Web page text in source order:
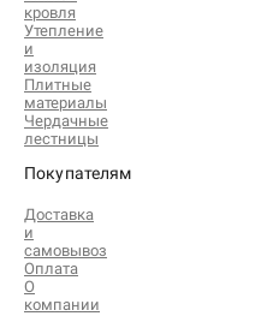
кровля
Утепление
и
изоляция
Плитные
материалы
Чердачные
лестницы
Покупателям
Доставка
и
самовывоз
Оплата
О
компании